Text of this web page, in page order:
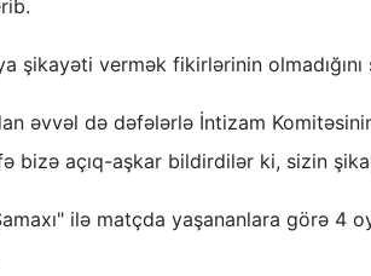
şikayəti vermək fikirlərinin
əvvəl də dəfələrlə İntizam
bizə açıq-aşkar bildirdilər ki, sizin
ilə matçda yaşananlara görə 4